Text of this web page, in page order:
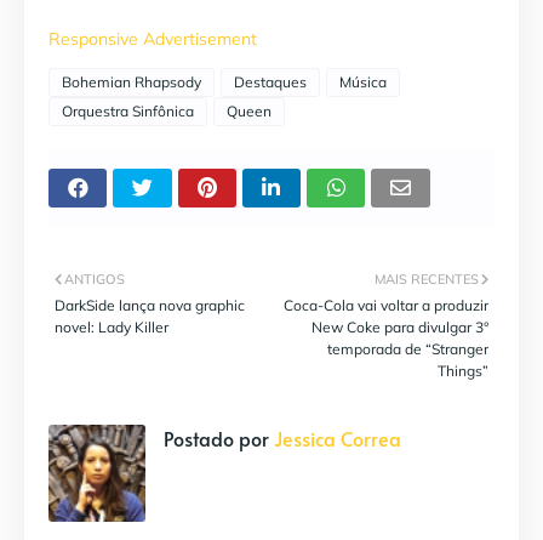
Responsive Advertisement
Bohemian Rhapsody Destaques
Música
Orquestra Sinfônica
Queen
MAIS RECENTES
Coca-Cola vai voltar a produzir
New Coke para divulgar 3°
temporada de “Stranger
Things”
ANTIGOS
DarkSide lança nova graphic
novel: Lady Killer
Postado porJessica Correa